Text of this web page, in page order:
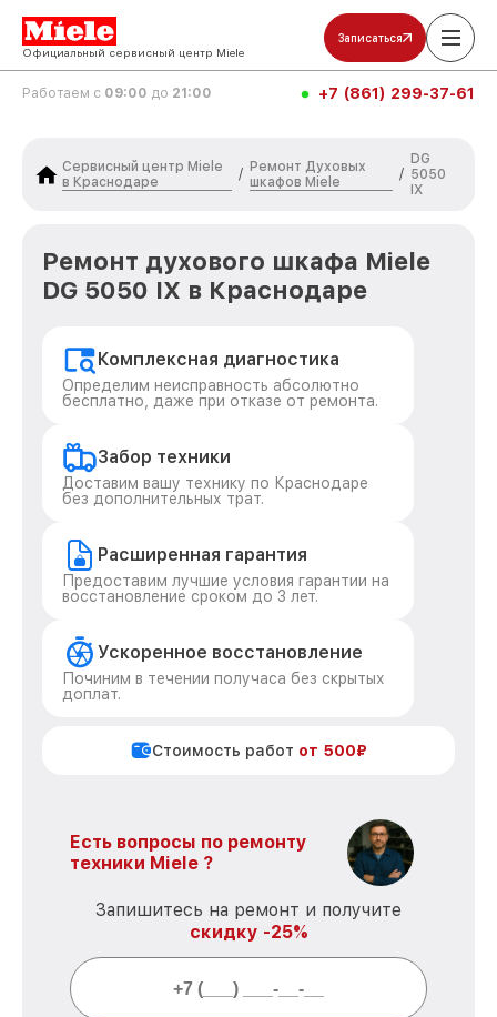
Официальный сервисный центр Miele
Записаться
Работаем с 09:00 до 21:00 +7 (861) 299-37-61
Сервисный центр Miele
в Краснодаре
/
Ремонт Духовых
шкафов Miele
/
DG
5050
IX
Ремонт духового шкафа Miele
DG 5050 IX в Краснодаре
Комплексная диагностика
Определим неисправность абсолютно
бесплатно, даже при отказе от ремонта.
Забор техники
Доставим вашу технику по Краснодаре
без дополнительных трат.
Расширенная гарантия
Предоставим лучшие условия гарантии на
восстановление сроком до 3 лет.
Ускоренное восстановление
Починим в течении получаса без скрытых
доплат.
Стоимость работ от 500₽
Есть вопросы по ремонту
техники Miele ?
Запишитесь на ремонт и получите
скидку -25%